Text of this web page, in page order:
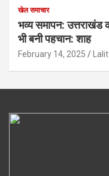
खेल समाचार
भव्य समापन: उत्तराखंड
भी बनी पहचान: शाह
February 14, 2025